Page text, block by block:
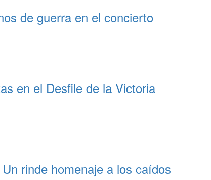
de guerra en el concierto
en el Desfile de la Victoria
rinde homenaje a los caídos